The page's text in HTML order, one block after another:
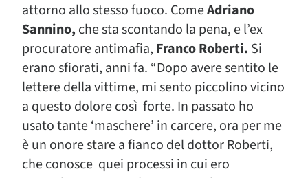
attorno allo stesso fuoco. ComeAdriano
Sannino, che sta scontando la pena, e l’ex
procuratore antimafia, Franco Roberti. Si
erano sfiorati, anni fa. “Dopo avere sentito le
lettere della vittime, mi sento piccolino vicino
a questo dolore così forte. In passato ho
usato tante ‘maschere’ in carcere, ora per me
è un onore stare a fianco del dottor Roberti,
che conosce quei processi in cui ero